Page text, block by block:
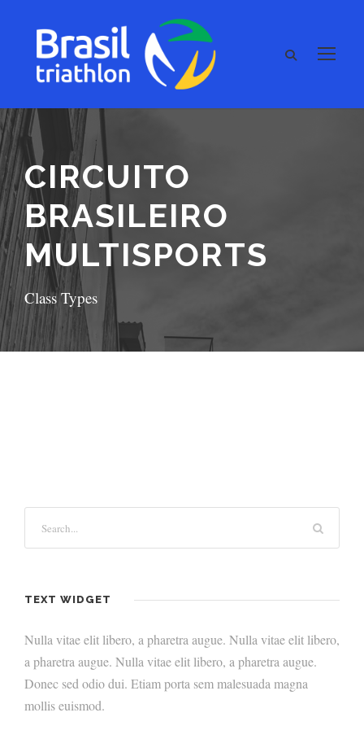
CIRCUITO
BRASILEIRO
MULTISPORTS
Class Types
TEXT WIDGET
Nulla vitae elit libero, a pharetra augue. Nulla vitae elit libero,
a pharetra augue. Nulla vitae elit libero, a pharetra augue.
Donec sed odio dui. Etiam porta sem malesuada magna
mollis euismod.